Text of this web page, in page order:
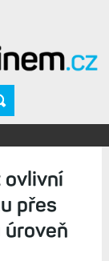
ovlivní
přes
úroveň